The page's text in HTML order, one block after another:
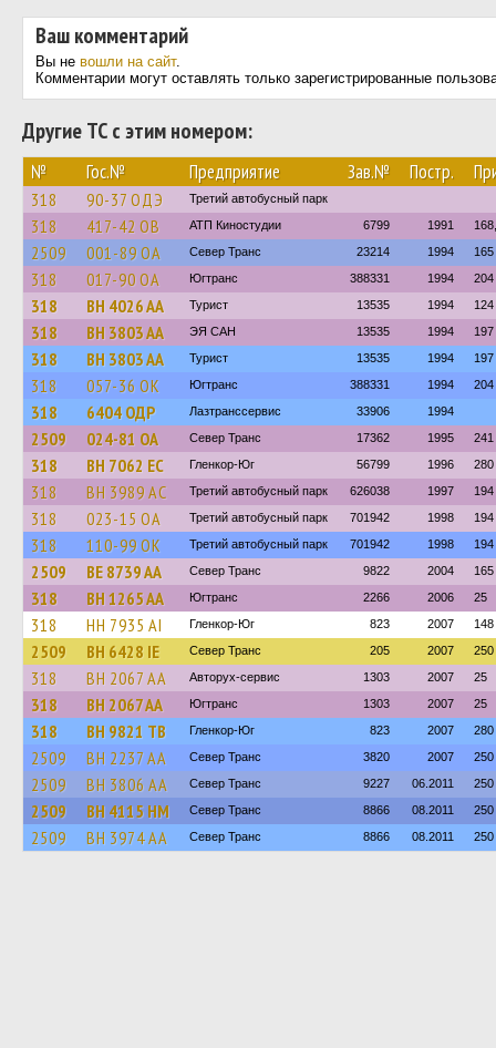
Ваш комментарий
Вы не вошли на сайт.
Комментарии могут оставлять только зарегистрированные
Другие ТС с этим номером:
№ Гос.№ Предприятие Зав.№ Постр.
318 90-37 ОДЭ Третий автобусный парк
318 417-42 ОВ АТП Киностудии 6799 1991
2509 001-89 ОА Север Транс 23214 1994 165
318 017-90 ОА Югтранс 388331 1994 204
318 BH 4026 AA Турист 13535 1994 124
318 BH 3803 AA ЭЯ САН 13535 1994 197
318 BH 3803 AA Турист 13535 1994 197
318 057-36 ОК Югтранс 388331 1994 204
318 6404 ОДР Лазтранссервис 33906 1994
2509 024-81 ОА Север Транс 17362 1995 241
318 BH 7062 EC Гленкор-Юг 56799 1996 280
318 BH 3989 AC Третий автобусный парк 626038 1997 194
318 023-15 ОА Третий автобусный парк 701942 1998 194
318 110-99 ОК Третий автобусный парк 701942 1998 194
2509 BE 8739 AA Север Транс 9822 2004 165
318 BH 1265 AA Югтранс 2266 2006 25
318 HH 7935 AI Гленкор-Юг 823 2007 148
2509 BH 6428 IE Север Транс 205 2007 250
318 BH 2067 AA Авторух-сервис 1303 2007 25
318 BH 2067 AA Югтранс 1303 2007 25
318 BH 9821 TB Гленкор-Юг 823 2007 280
2509 BH 2237 AA Север Транс 3820 2007 250
2509 BH 3806 AA Север Транс 9227 06.2011 250
2509 BH 4115 HM Север Транс 8866 08.2011 250
2509 BH 3974 AA Север Транс 8866 08.2011 250